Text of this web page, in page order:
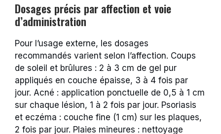
Dosages précis par affection et voie
d’administration
Pour l’usage externe, les dosages
recommandés varient selon l’affection. Coups
de soleil et brûlures : 2 à 3 cm de gel pur
appliqués en couche épaisse, 3 à 4 fois par
jour. Acné : application ponctuelle de 0,5 à 1 cm
sur chaque lésion, 1 à 2 fois par jour. Psoriasis
et eczéma : couche fine (1 cm) sur les plaques,
2 fois par jour. Plaies mineures : nettoyage